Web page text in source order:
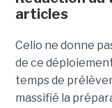
articles
Celio ne donne
de ce
temps de
massifié la